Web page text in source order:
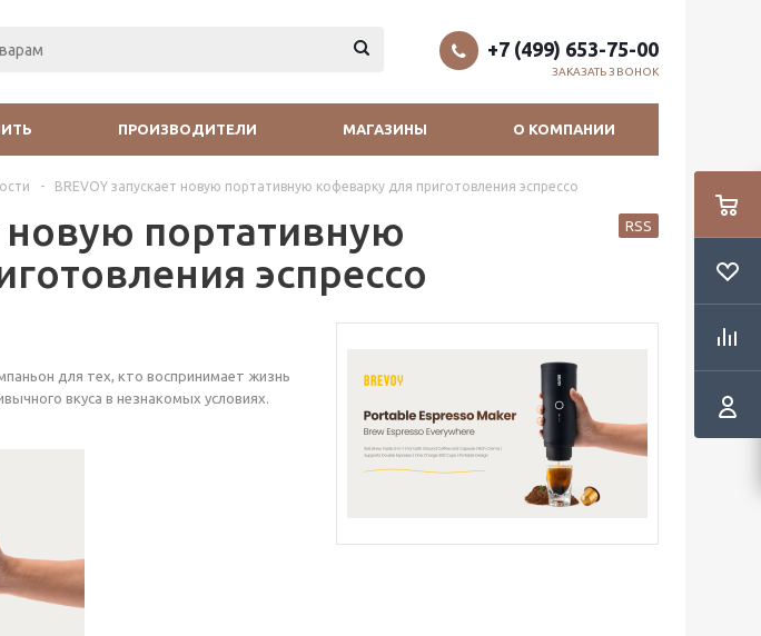
+7 (499) 653-75-00
ЗАКАЗАТЬ ЗВОНОК
ПРОИЗВОДИТЕЛИ МАГАЗИНЫ О КОМПАНИИ
- BREVOY запускает новую портативную кофеварку для приготовления эспрессо
новую портативную
эспрессо
RSS
для тех, кто воспринимает жизнь
вкуса в незнакомых условиях.